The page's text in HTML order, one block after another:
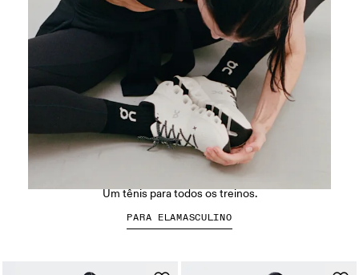
Cloud X 5
Um tênis para todos os treinos.
PARA ELAMASCULINO